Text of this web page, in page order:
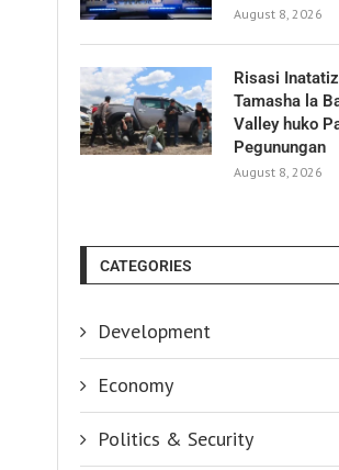
August 8, 2026
Risasi
Tamasha la
Valley huko
Pegunungan
August 8, 2026
CATEGORIES
Development
Economy
Politics & Security